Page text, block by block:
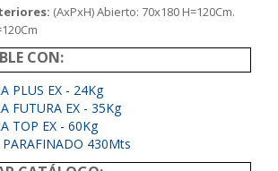
(AxPxH) Abierto: 70x180 H=120Cm.
CON:
PLUS EX - 24Kg
FUTURA EX - 35Kg
TOP EX - 60Kg
PARAFINADO 430Mts